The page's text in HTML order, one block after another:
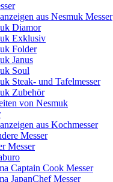
aus Nesmuk Messer
Diamor
Exklusiv
Folder
Janus
Soul
Steak- und Tafelmesser
Zubehör
von Nesmuk
aus Kochmesser
Messer
Messer
Captain Cook Messer
JapanChef Messer